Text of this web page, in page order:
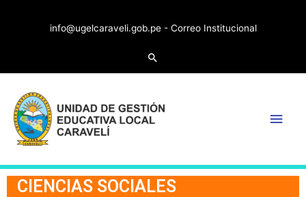
info@ugelcaraveli.gob.pe - Correo Institucional
CIENCIAS SOCIALES